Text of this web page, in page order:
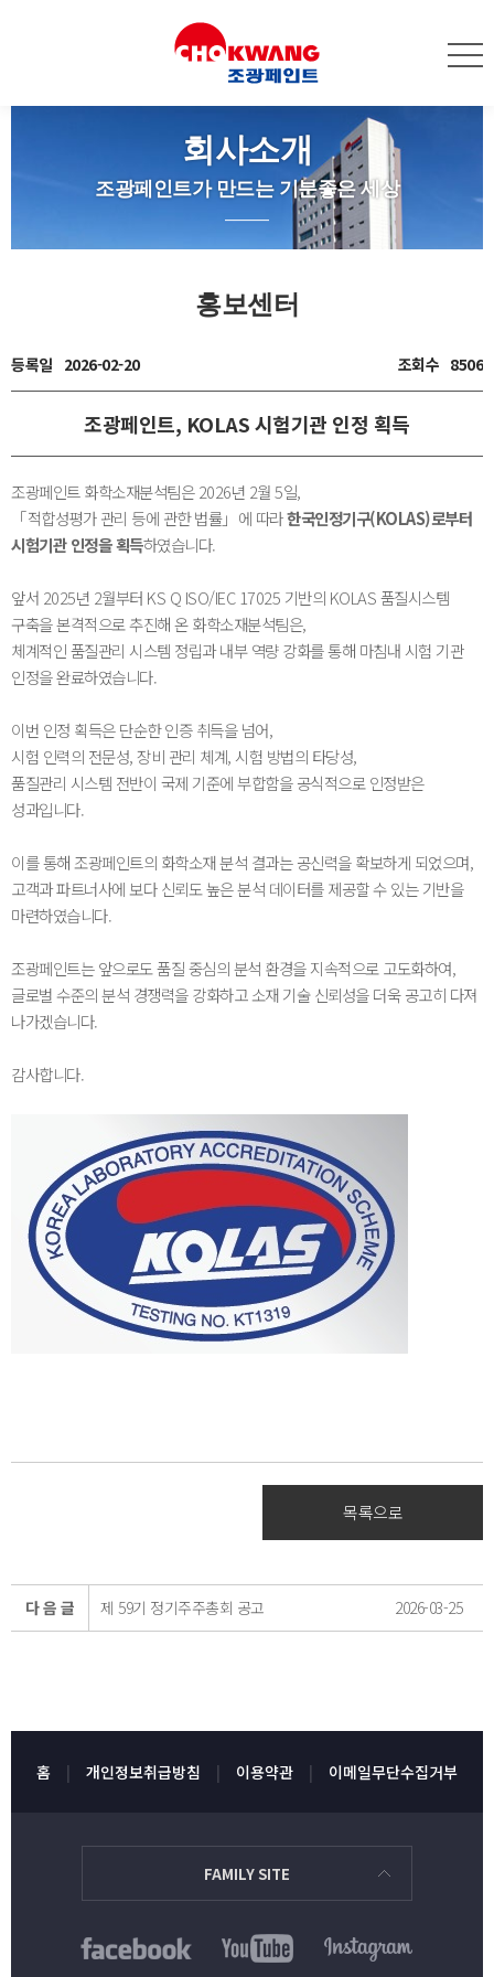
회사소개
조광페인트가 만드는 기분좋은 세상
홍보센터
등록일 2026-02-20 조회수 8506
조광페인트, KOLAS 시험기관 인정 획득
조광페인트 화학소재분석팀은 2026년 2월 5일,
「적합성평가 관리 등에 관한 법률」에 따라한국인정기구(KOLAS)로부터
시험기관 인정을 획득하였습니다.
앞서 2025년 2월부터 KS Q ISO/IEC 17025 기반의 KOLAS 품질시스템
구축을 본격적으로 추진해 온 화학소재분석팀은,
체계적인 품질관리 시스템 정립과 내부 역량 강화를 통해 마침내 시험 기관
인정을 완료하였습니다.
이번 인정 획득은 단순한 인증 취득을 넘어,
시험 인력의 전문성, 장비 관리 체계, 시험 방법의 타당성,
품질관리 시스템 전반이 국제 기준에 부합함을 공식적으로 인정받은
성과입니다.
이를 통해 조광페인트의 화학소재 분석 결과는 공신력을 확보하게 되었으며,
고객과 파트너사에 보다 신뢰도 높은 분석 데이터를 제공할 수 있는 기반을
마련하였습니다.
조광페인트는 앞으로도 품질 중심의 분석 환경을 지속적으로 고도화하여,
글로벌 수준의 분석 경쟁력을 강화하고 소재 기술 신뢰성을 더욱 공고히 다져
나가겠습니다.
감사합니다.
목록으로
다 음 글 제 59기 정기주주총회 공고 2026-03-25
홈 개인정보취급방침 이용약관 이메일무단수집거부
FAMILY SITE